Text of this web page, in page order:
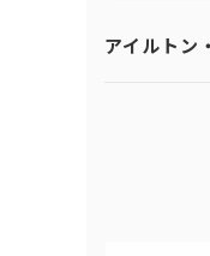
アイルトン